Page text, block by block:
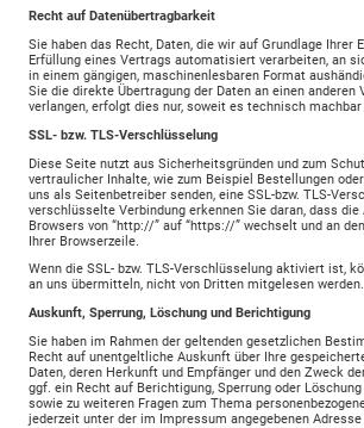
Recht auf Datenübertragbarkeit
Sie haben das Recht, Daten, die wir auf Grundlage Ihrer
Erfüllung eines Vertrags automatisiert verarbeiten, an
in einem gängigen, maschinenlesbaren Format
Sie die direkte Übertragung der Daten an einen anderen
verlangen, erfolgt dies nur, soweit es technisch
SSL- bzw. TLS-Verschlüsselung
Diese Seite nutzt aus Sicherheitsgründen und zum
vertraulicher Inhalte, wie zum Beispiel Bestellungen
uns als Seitenbetreiber senden, eine SSL-bzw. TLS-
verschlüsselte Verbindung erkennen Sie daran, dass die
Browsers von “http://” auf “https://” wechselt und an
Ihrer Browserzeile.
Wenn die SSL- bzw. TLS-Verschlüsselung aktiviert ist,
an uns übermitteln, nicht von Dritten mitgelesen werden.
Auskunft, Sperrung, Löschung und Berichtigung
Sie haben im Rahmen der geltenden gesetzlichen
Recht auf unentgeltliche Auskunft über Ihre
Daten, deren Herkunft und Empfänger und den Zweck
ggf. ein Recht auf Berichtigung, Sperrung oder
sowie zu weiteren Fragen zum Thema
jederzeit unter der im Impressum angegebenen Adresse